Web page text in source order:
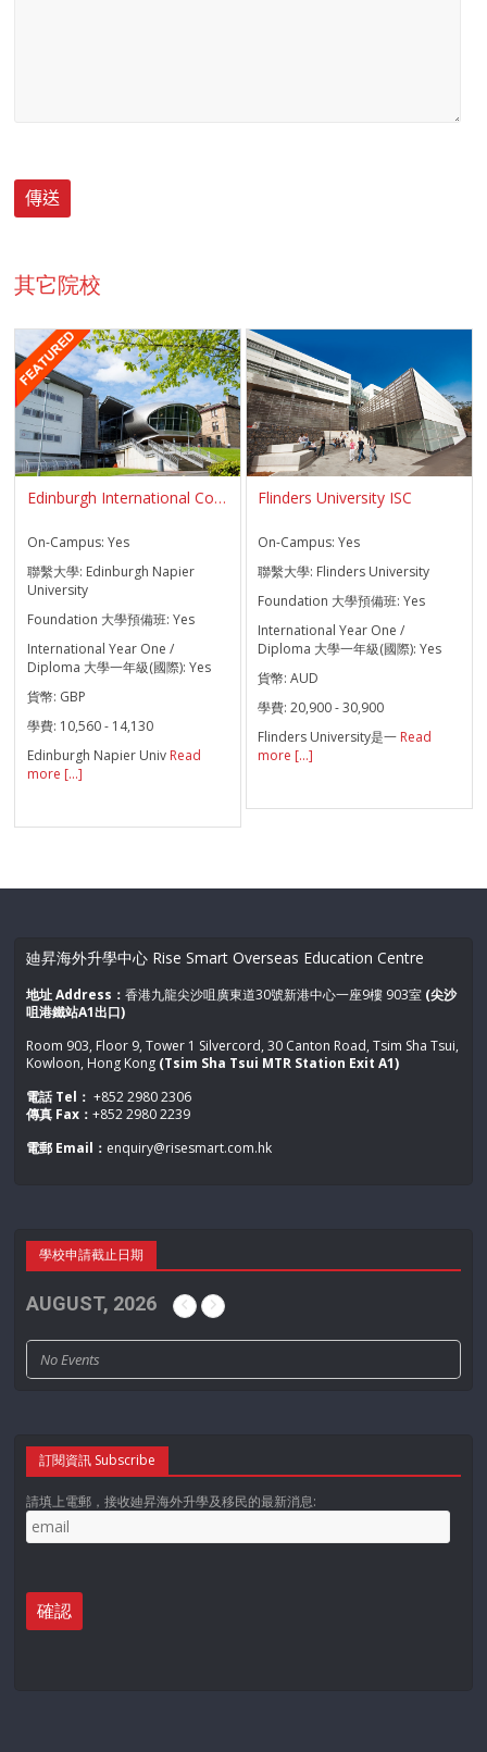
其它院校
Edinburgh International College EIC
On-Campus: Yes
聯繫大學: Edinburgh Napier
University
Foundation 大學預備班: Yes
International Year One /
Diploma 大學一年級(國際): Yes
貨幣: GBP
學費: 10,560 - 14,130
Edinburgh Napier Univ Read
more [...]
Flinders University ISC
On-Campus:Yes
聯繫大學: Flinders University
Foundation 大學預備班:Yes
International Year One /
Diploma 大學一年級(國際):Yes
貨幣:AUD
學費:20,900 - 30,900
Flinders University是一 Read
more [...]
廸昇海外升學中心 Rise Smart Overseas Education Centre
地址 Address：香港九龍尖沙咀廣東道30號新港中心一座9樓 903室 (尖沙
咀港鐵站A1出口)
Room 903, Floor 9, Tower 1 Silvercord, 30 Canton Road, Tsim Sha Tsui,
Kowloon, Hong Kong (Tsim Sha Tsui MTR Station Exit A1)
電話 Tel： +852 2980 2306
傳真 Fax：+852 2980 2239
電郵 Email： enquiry@risesmart.com.hk
學校申請截止日期
AUGUST, 2026
No Events
訂閱資訊 Subscribe
請填上電郵，接收廸昇海外升學及移民的最新消息: